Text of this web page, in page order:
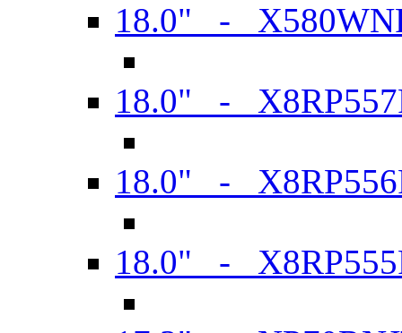
18.0" -
18.0" -
18.0" -
18.0" -